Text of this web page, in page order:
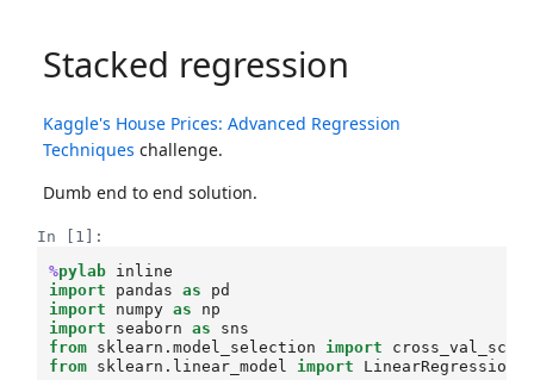
Stacked regression
Kaggle's House Prices: Advanced Regression
Techniques challenge.
Dumb end to end solution.
In [1]:
%pylab
import
pandas as
pd
import
numpy as
np
import
seaborn as
sns
from sklearn.model_selection import
from sklearn.linear_model import LinearRegression